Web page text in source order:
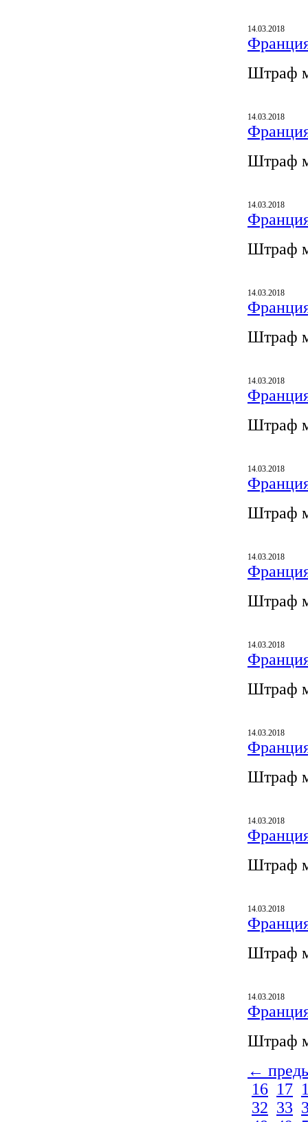
14.03.2018
Штраф
14.03.2018
Штраф
14.03.2018
Штраф
14.03.2018
Штраф
14.03.2018
Штраф
14.03.2018
Штраф
14.03.2018
Штраф
14.03.2018
Штраф
14.03.2018
Штраф
14.03.2018
Штраф
14.03.2018
Штраф
14.03.2018
Штраф
←
16 17
32 33